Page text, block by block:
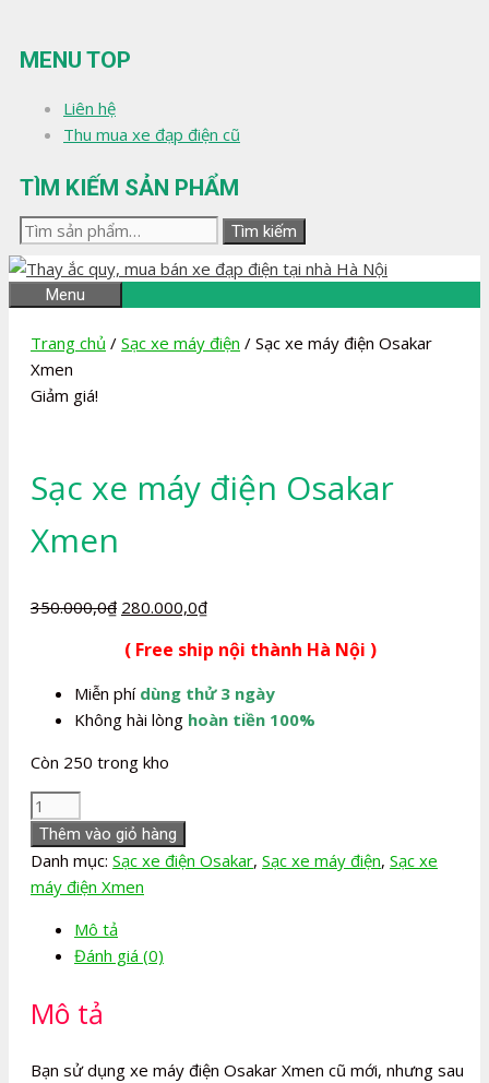
đến
nội
MENU TOP
Liên hệ
Thu mua xe đạp điện cũ
TÌM KIẾM SẢN PHẨM
Tìm
kiếm:
Tìm kiếm
Menu
Trang chủ / Sạc xe máy điện / Sạc xe máy điện Osakar
Xmen
Giảm giá!
Sạc xe máy điện Osakar
Xmen
350.000,0₫ Giá
là:
350.000,0₫.
280.000,0₫Giá
tại
là:
280.000,0₫.
( Free ship nội thành Hà Nội )
Miễn phí dùng thử 3 ngày
Không hài lòng hoàn tiền 100%
Còn 250 trong kho
Sạc
xe
máy
điện
Xmen
Thêm vào giỏ hàng
Danh mục: Sạc xe điện Osakar, Sạc xe máy điện, Sạc xe
máy điện Xmen
Mô tả
Đánh giá (0)
Mô tả
Bạn sử dụng xe máy điện Osakar Xmen cũ mới, nhưng sau